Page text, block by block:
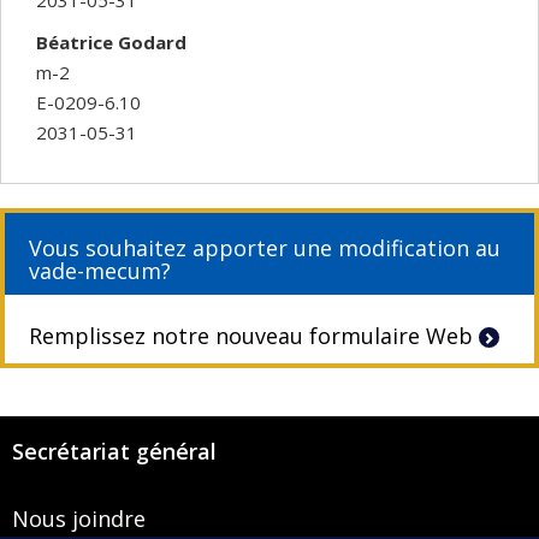
Béatrice Godard
m-2
E-0209-6.10
2031-05-31
Vous souhaitez apporter une modification au
vade-mecum?
Remplissez notre nouveau formulaire Web
Secrétariat général
Nous joindre